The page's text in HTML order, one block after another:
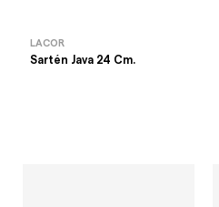
LACOR
Sartén Java 24 Cm.